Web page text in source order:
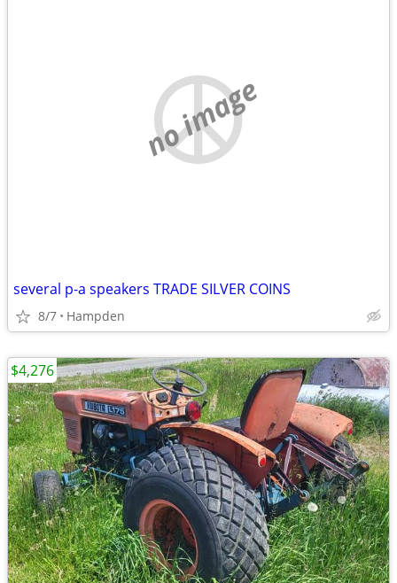
no image
several p-a speakers TRADE SILVER COINS
8/7 Hampden
$4,276